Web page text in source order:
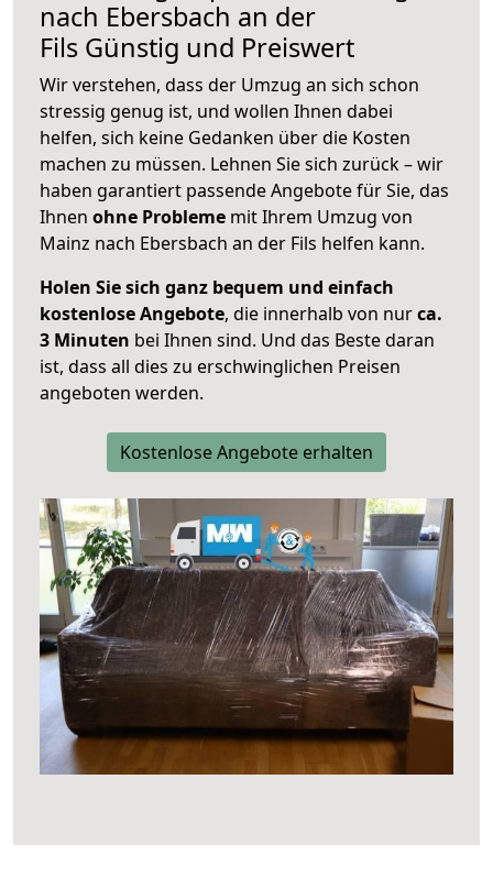
nach Ebersbach an der
Fils Günstig und Preiswert
Wir verstehen, dass der Umzug an sich schon
stressig genug ist, und wollen Ihnen dabei
helfen, sich keine Gedanken über die Kosten
machen zu müssen. Lehnen Sie sich zurück – wir
haben garantiert passende Angebote für Sie, das
Ihnen ohne Probleme mit Ihrem Umzug von
Mainz nach Ebersbach an der Fils helfen kann.
Holen Sie sich ganz bequem und einfach
kostenlose Angebote, die innerhalb von nurca.
3 Minuten bei Ihnen sind. Und das Beste daran
ist, dass all dies zu erschwinglichen Preisen
angeboten werden.
Kostenlose Angebote erhalten